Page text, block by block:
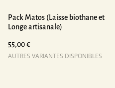
Pack Matos (Laisse biothane et
Longe artisanale)
55,00 €
AUTRES VARIANTES DISPONIBLES